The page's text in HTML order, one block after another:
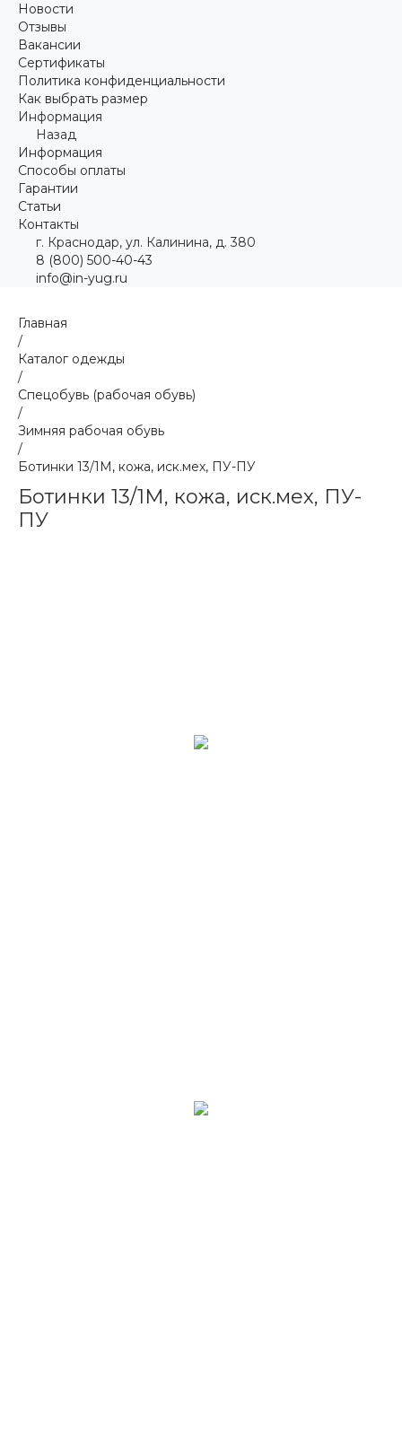
Новости
Отзывы
Вакансии
Сертификаты
Политика конфиденциальности
Как выбрать размер
Информация
Назад
Информация
Способы оплаты
Гарантии
Статьи
Контакты
г. Краснодар, ул. Калинина, д. 380
8 (800) 500-40-43
info@in-yug.ru
Главная
/
Каталог одежды
/
Спецобувь (рабочая обувь)
/
Зимняя рабочая обувь
/
Ботинки 13/1М, кожа, иск.мех, ПУ-ПУ
Ботинки 13/1М, кожа, иск.мех, ПУ-
ПУ